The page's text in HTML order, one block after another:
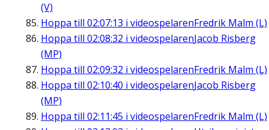
(V)
Hoppa till 02:07:13 i videospelarenFredrik Malm (L)
Hoppa till 02:08:32 i videospelarenJacob Risberg
(MP)
Hoppa till 02:09:32 i videospelarenFredrik Malm (L)
Hoppa till 02:10:40 i videospelarenJacob Risberg
(MP)
Hoppa till 02:11:45 i videospelarenFredrik Malm (L)